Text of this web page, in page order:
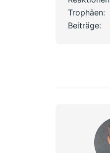
Trophäen
Beiträge